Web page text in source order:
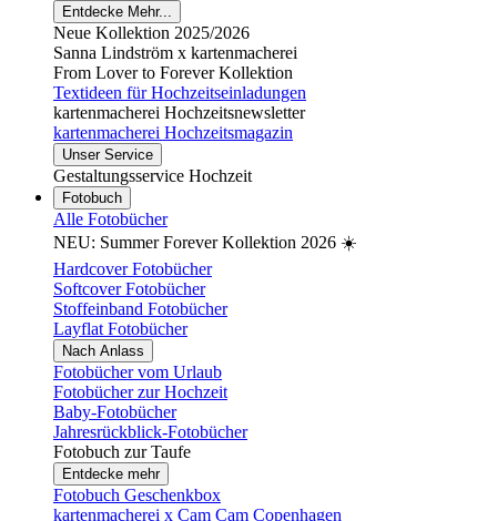
Entdecke Mehr...
Neue Kollektion 2025/2026
Sanna Lindström x kartenmacherei
From Lover to Forever Kollektion
Textideen für Hochzeitseinladungen
kartenmacherei Hochzeitsnewsletter
kartenmacherei Hochzeitsmagazin
Unser Service
Gestaltungsservice Hochzeit
Fotobuch
Alle Fotobücher
NEU: Summer Forever Kollektion 2026 ☀️
Hardcover Fotobücher
Softcover Fotobücher
Stoffeinband Fotobücher
Layflat Fotobücher
Nach Anlass
Fotobücher vom Urlaub
Fotobücher zur Hochzeit
Baby-Fotobücher
Jahresrückblick-Fotobücher
Fotobuch zur Taufe
Entdecke mehr
Fotobuch Geschenkbox
kartenmacherei x Cam Cam Copenhagen